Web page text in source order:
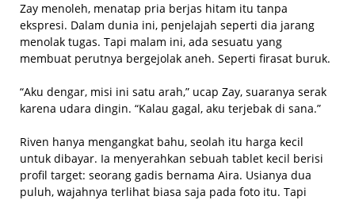
Zay menoleh, menatap pria berjas hitam itu tanpa
ekspresi. Dalam dunia ini, penjelajah seperti dia jarang
menolak tugas. Tapi malam ini, ada sesuatu yang
membuat perutnya bergejolak aneh. Seperti firasat buruk.
“Aku dengar, misi ini satu arah,” ucap Zay, suaranya serak
karena udara dingin. “Kalau gagal, aku terjebak di sana.”
Riven hanya mengangkat bahu, seolah itu harga kecil
untuk dibayar. Ia menyerahkan sebuah tablet kecil berisi
profil target: seorang gadis bernama Aira. Usianya dua
puluh, wajahnya terlihat biasa saja pada foto itu. Tapi